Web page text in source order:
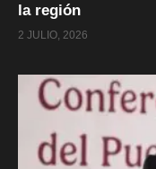
la región
2 JULIO, 2026